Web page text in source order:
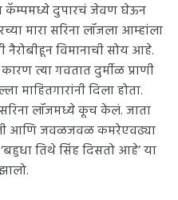
कॅम्पमध्ये दुपारचं जेवण घेऊन
मारा सरिना लॉजला आम्हांला
नैरोबीहून विमानाची सोय आहे.
त्या गवतात दुर्मीळ प्राणी
माहितगारांनी दिला होता.
लॉजमध्ये कूच केलं. जाता
आणि जवळजवळ कमरेएवढ्या
तिथे सिंह दिसतो आहे’ या